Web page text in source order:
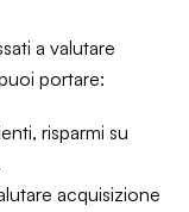
a valutare
portare:
risparmi su
acquisizione